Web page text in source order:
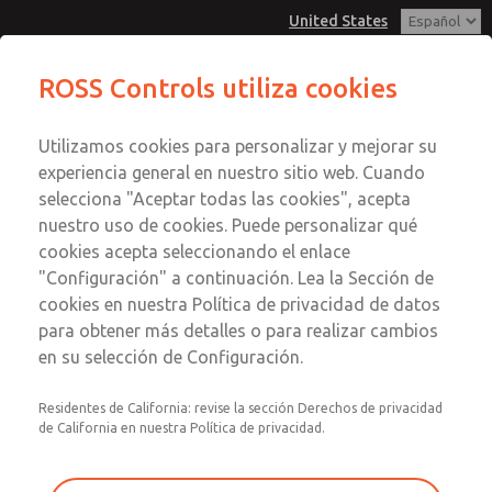
United States
Cuenta
Ver Carrito de Compra
Registrarse
Inscribirse
ECO - DN08 (3/2 vías con control
externo)
Serie ECO, alternativamente con válvula piloto montada
giratorio.
externo)
ROSS Controls utiliza cookies
Utilizamos cookies para personalizar y mejorar su
experiencia general en nuestro sitio web. Cuando
selecciona "Aceptar todas las cookies", acepta
nuestro uso de cookies. Puede personalizar qué
cookies acepta seleccionando el enlace
"Configuración" a continuación. Lea la Sección de
cookies en nuestra Política de privacidad de datos
para obtener más detalles o para realizar cambios
en su selección de Configuración.
Residentes de California: revise la sección Derechos de privacidad
de California en nuestra Política de privacidad.